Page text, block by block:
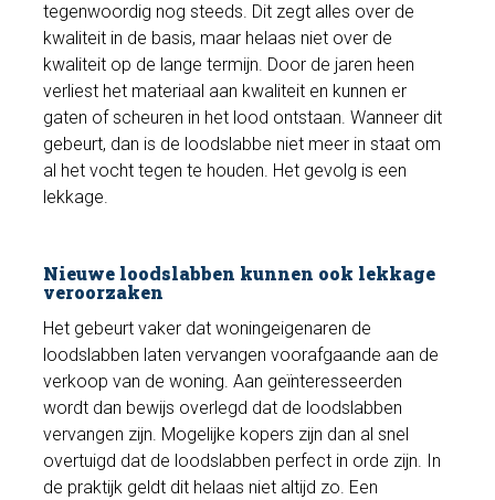
tegenwoordig nog steeds. Dit zegt alles over de
kwaliteit in de basis, maar helaas niet over de
kwaliteit op de lange termijn. Door de jaren heen
verliest het materiaal aan kwaliteit en kunnen er
gaten of scheuren in het lood ontstaan. Wanneer dit
gebeurt, dan is de loodslabbe niet meer in staat om
al het vocht tegen te houden. Het gevolg is een
lekkage.
Nieuwe loodslabben kunnen ook lekkage
veroorzaken
Het gebeurt vaker dat woningeigenaren de
loodslabben laten vervangen voorafgaande aan de
verkoop van de woning. Aan geïnteresseerden
wordt dan bewijs overlegd dat de loodslabben
vervangen zijn. Mogelijke kopers zijn dan al snel
overtuigd dat de loodslabben perfect in orde zijn. In
de praktijk geldt dit helaas niet altijd zo. Een